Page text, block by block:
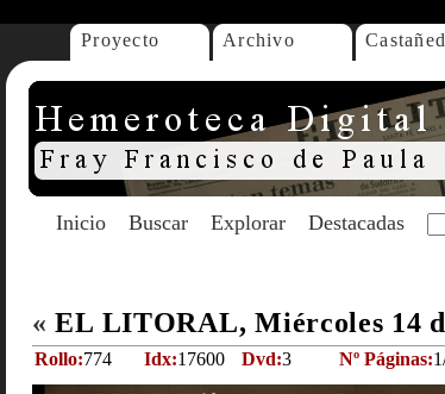
Proyecto Archivo
Inicio Buscar Explorar Destacadas
« EL LITORAL, Miércoles 14
Rollo:774 Idx:17600 Dvd:3 Nº Páginas: